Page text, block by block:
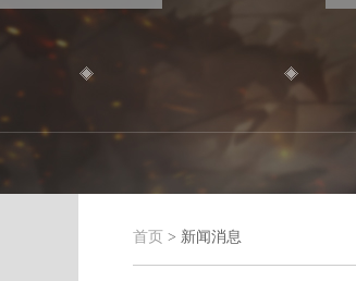
新闻消息
首页 > 新闻消息